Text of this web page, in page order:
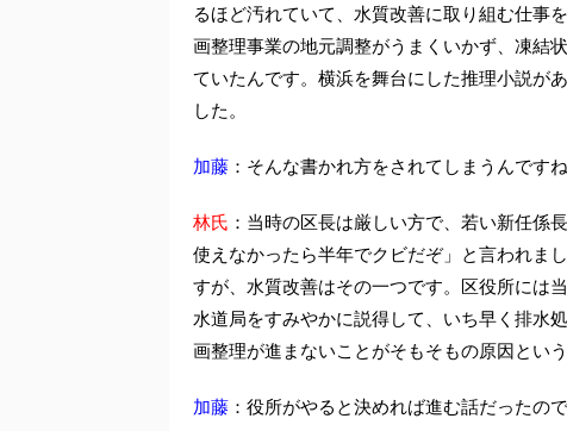
るほど汚れていて、水質改善に取り組む仕事
画整理事業の地元調整がうまくいかず、凍結
ていたんです。横浜を舞台にした推理小説が
した。
加藤 ：そんな書かれ方をされてしまうんですね
林氏 ：当時の区長は厳しい方で、若い新任係
使えなかったら半年でクビだぞ」と言われま
すが、水質改善はその一つです。区役所には
水道局をすみやかに説得して、いち早く排水
画整理が進まないことがそもそもの原因という
加藤 ：役所がやると決めれば進む話だったので